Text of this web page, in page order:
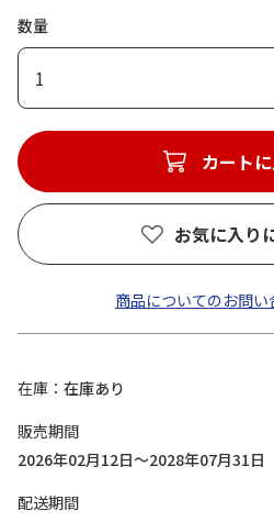
数量
1
カート
お気に入り
商品についてのお問い
在庫
在庫あり
販売期間
2026年02月12日～2028年07月31日
配送期間